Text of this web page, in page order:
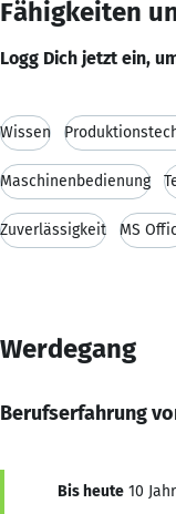
Fähigkeiten
Logg Dich jetzt ein,
Wissen
Maschinenbedienung
Zuverlässigkeit MS
Werdegang
Berufserfahrung
Bis heute 10